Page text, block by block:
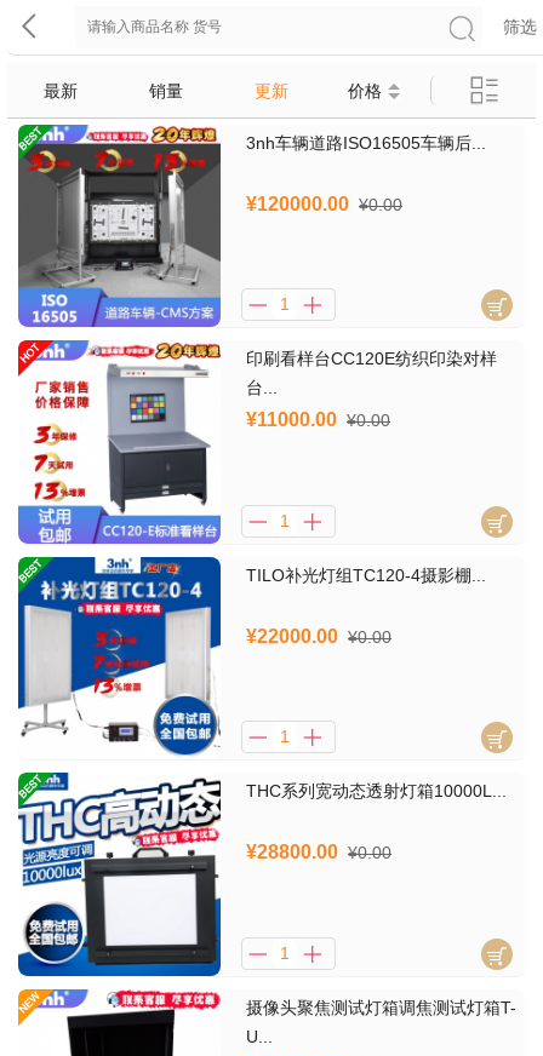
筛选
最新 销量 更新 价格
3nh车辆道路ISO16505车辆后...
¥120000.00 ¥0.00
印刷看样台CC120E纺织印染对样
台...
¥11000.00 ¥0.00
TILO补光灯组TC120-4摄影棚...
¥22000.00 ¥0.00
THC系列宽动态透射灯箱10000L...
¥28800.00 ¥0.00
摄像头聚焦测试灯箱调焦测试灯箱T-
U...